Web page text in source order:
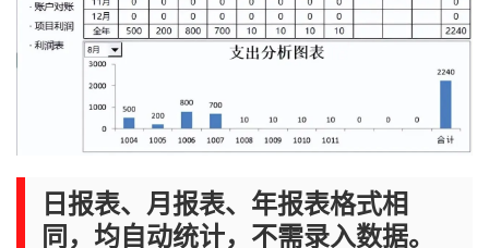
日报表、月报表、年报表格式相
同，均自动统计，不需录入数据。